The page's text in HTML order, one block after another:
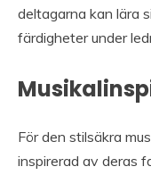
deltagarna kan lära
färdigheter under
För den stilsäkra
inspirerad av deras